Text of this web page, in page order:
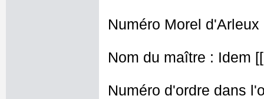
Numéro Morel d'Arleux
Nom du maître : Idem
Numéro d'ordre dans